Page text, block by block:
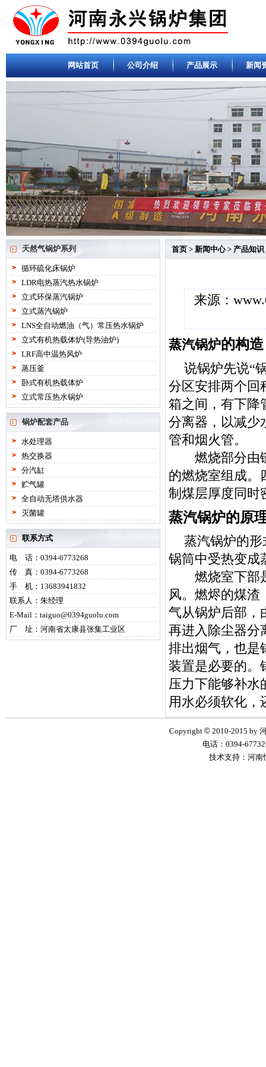
网站首页 公司介绍 产品展示 新闻
首页 > 新闻中心> 产品知识
来源：
蒸汽锅炉的构造
说锅炉先说“
分区安排两个回
箱之间，有下降
分离器，以减少
管和烟火管。
燃烧部分由链
的燃烧室组成。
制煤层厚度同时
蒸汽锅炉的原
蒸汽锅炉的
锅筒中受热变成
燃烧室下部是
风。燃烬的煤渣
气从锅炉后部，
再进入除尘器分
排出烟气，也是
装置是必要的。
压力下能够补水
用水必须软化，
天然气锅炉系列
循环硫化床锅炉
LDR电热蒸汽热水锅炉
立式环保蒸汽锅炉
立式蒸汽锅炉
LNS全自动燃油（气）常压热水锅炉
立式有机热载体炉(导热油炉)
LRF高中温热风炉
蒸压釜
卧式有机热载体炉
立式常压热水锅炉
锅炉配套产品
水处理器
热交换器
分汽缸
贮气罐
全自动无塔供水器
灭菌罐
联系方式
电 话：0394-6773268
传 真：0394-6773268
手 机：13683941832
联系人：朱经理
E-Mail：taiguo@0394guolu.com
厂 址：河南省太康县张集工业区
Copyright © 2010-2015 by
电话：0394-
技术支持：河